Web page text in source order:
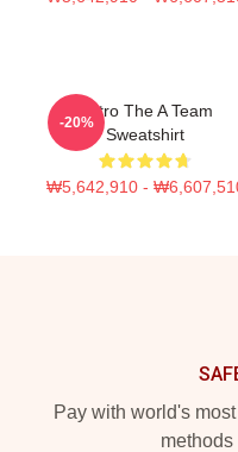
Retro The A Team
Sweatshirt
₩5,642,910 -
-20%
Pay with world's